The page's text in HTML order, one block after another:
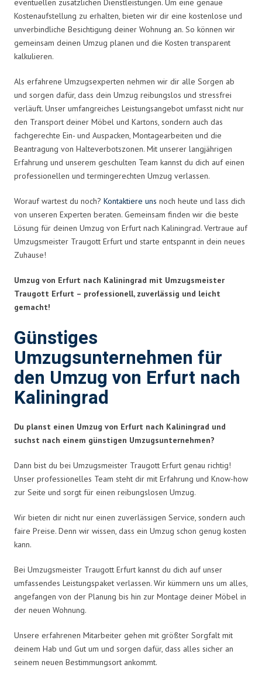
eventuellen zusätzlichen Dienstleistungen. Um eine genaue
Kostenaufstellung zu erhalten, bieten wir dir eine kostenlose und
unverbindliche Besichtigung deiner Wohnung an. So können wir
gemeinsam deinen Umzug planen und die Kosten transparent
kalkulieren.
Als erfahrene Umzugsexperten nehmen wir dir alle Sorgen ab
und sorgen dafür, dass dein Umzug reibungslos und stressfrei
verläuft. Unser umfangreiches Leistungsangebot umfasst nicht nur
den Transport deiner Möbel und Kartons, sondern auch das
fachgerechte Ein- und Auspacken, Montagearbeiten und die
Beantragung von Halteverbotszonen. Mit unserer langjährigen
Erfahrung und unserem geschulten Team kannst du dich auf einen
professionellen und termingerechten Umzug verlassen.
Worauf wartest du noch? Kontaktiere uns noch heute und lass dich
von unseren Experten beraten. Gemeinsam finden wir die beste
Lösung für deinen Umzug von Erfurt nach Kaliningrad. Vertraue auf
Umzugsmeister Traugott Erfurt und starte entspannt in dein neues
Zuhause!
Umzug von Erfurt nach Kaliningrad mit Umzugsmeister
Traugott Erfurt – professionell, zuverlässig und leicht
gemacht!
Günstiges
Umzugsunternehmen für
den Umzug von Erfurt nach
Kaliningrad
Du planst einen Umzug von Erfurt nach Kaliningrad und
suchst nach einem günstigen Umzugsunternehmen?
Dann bist du bei Umzugsmeister Traugott Erfurt genau richtig!
Unser professionelles Team steht dir mit Erfahrung und Know-how
zur Seite und sorgt für einen reibungslosen Umzug.
Wir bieten dir nicht nur einen zuverlässigen Service, sondern auch
faire Preise. Denn wir wissen, dass ein Umzug schon genug kosten
kann.
Bei Umzugsmeister Traugott Erfurt kannst du dich auf unser
umfassendes Leistungspaket verlassen. Wir kümmern uns um alles,
angefangen von der Planung bis hin zur Montage deiner Möbel in
der neuen Wohnung.
Unsere erfahrenen Mitarbeiter gehen mit größter Sorgfalt mit
deinem Hab und Gut um und sorgen dafür, dass alles sicher an
seinem neuen Bestimmungsort ankommt.